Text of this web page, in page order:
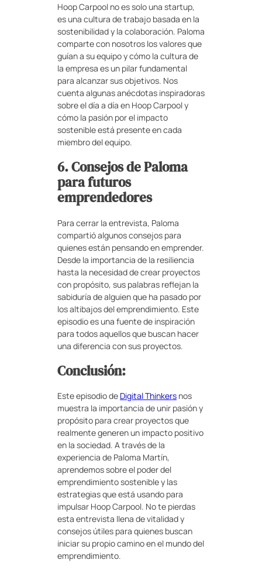
Hoop Carpool no es solo una startup,
es una cultura de trabajo basada en la
sostenibilidad y la colaboración. Paloma
comparte con nosotros los valores que
guían a su equipo y cómo la cultura de
la empresa es un pilar fundamental
para alcanzar sus objetivos. Nos
cuenta algunas anécdotas inspiradoras
sobre el día a día en Hoop Carpool y
cómo la pasión por el impacto
sostenible está presente en cada
miembro del equipo.
6. Consejos de Paloma
para futuros
emprendedores
Para cerrar la entrevista, Paloma
compartió algunos consejos para
quienes están pensando en emprender.
Desde la importancia de la resiliencia
hasta la necesidad de crear proyectos
con propósito, sus palabras reflejan la
sabiduría de alguien que ha pasado por
los altibajos del emprendimiento. Este
episodio es una fuente de inspiración
para todos aquellos que buscan hacer
una diferencia con sus proyectos.
Conclusión:
Este episodio de Digital Thinkers nos
muestra la importancia de unir pasión y
propósito para crear proyectos que
realmente generen un impacto positivo
en la sociedad. A través de la
experiencia de Paloma Martín,
aprendemos sobre el poder del
emprendimiento sostenible y las
estrategias que está usando para
impulsar Hoop Carpool. No te pierdas
esta entrevista llena de vitalidad y
consejos útiles para quienes buscan
iniciar su propio camino en el mundo del
emprendimiento.